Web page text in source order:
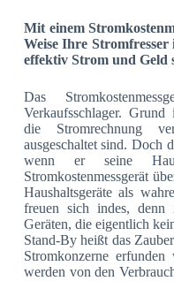
g
n
Mit einem
Weise Ihre
effektiv Strom und Geld
Das
Verkaufsschlager. Grund
die Stromrechnung
ausgeschaltet sind. Doch
wenn er seine
Stromkostenmessgerät
Haushaltsgeräte als
freuen sich indes,
Geräten, die eigentlich
Stand-By heißt das
Stromkonzerne
werden von den